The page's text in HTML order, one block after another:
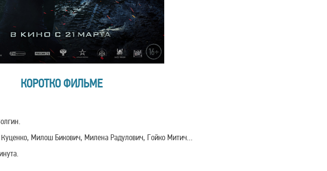
КОРОТКО ФИЛЬМЕ
Милош Бикович, Милена Радулович, Гойко Митич...